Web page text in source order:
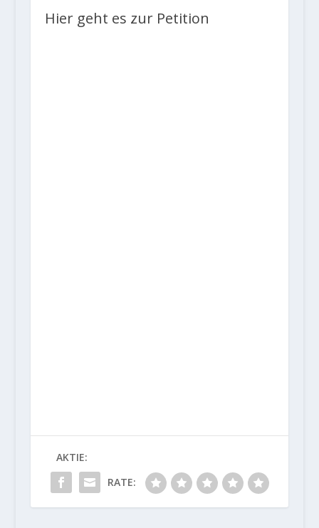
Hier geht es zur Petition
AKTIE:
RATE: